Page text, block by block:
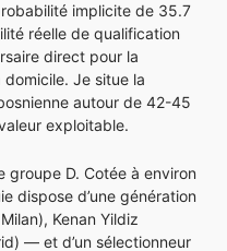
implicite de 35.7
réelle de qualification
direct pour la
Je situe la
autour de 42-45
exploitable.
groupe D. Cotée à environ
dispose d’une génération
Kenan Yildiz
— et d’un sélectionneur